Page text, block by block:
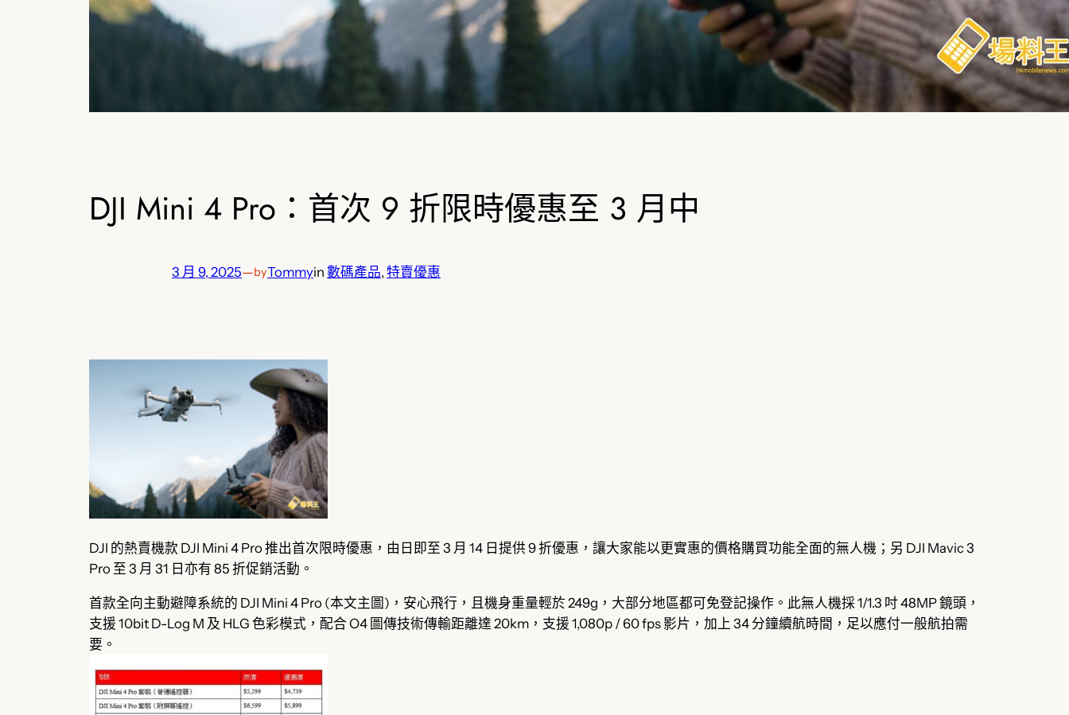
DJI Mini 4 Pro：首次 9 折限時優惠至 3 月中
3 月 9, 2025—byTommyin 數碼產品, 特賣優惠
DJI 的熱賣機款 DJI Mini 4 Pro 推出首次限時優惠，由日即至 3 月 14 日提供 9 折優惠，讓大家能以更實惠的價格購買功能全面的無人機；另 DJI Mavic 3
Pro 至 3 月 31 日亦有 85 折促銷活動。
首款全向主動避障系統的 DJI Mini 4 Pro (本文主圖)，安心飛行，且機身重量輕於 249g，大部分地區都可免登記操作。此無人機採 1/1.3 吋 48MP 鏡頭，
支援 10bit D-Log M 及 HLG 色彩模式，配合 O4 圖傳技術傳輸距離達 20km，支援 1,080p / 60 fps 影片，加上 34 分鐘續航時間，足以應付一般航拍需
要。